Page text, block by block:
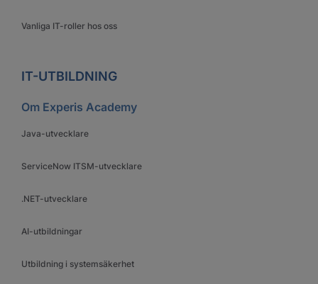
Vanliga IT-roller hos oss
IT-UTBILDNING
Om Experis Academy
Java-utvecklare
ServiceNow ITSM-utvecklare
.NET-utvecklare
AI-utbildningar
Utbildning i systemsäkerhet